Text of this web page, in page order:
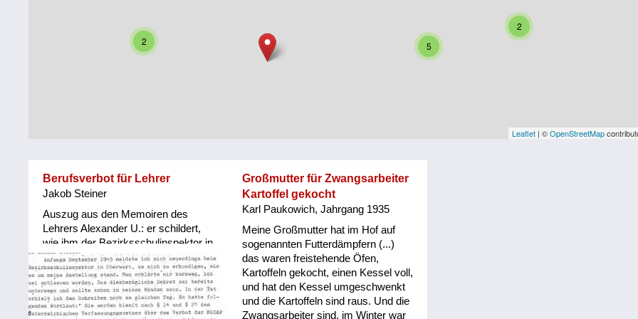
Tirol
Familiengeschichten
Staatsvertrag
Wohnen
sonstiges
2
2
5
Leaflet | ©OpenStreetMap
Berufsverbot für Lehrer
Jakob Steiner
Auszug aus den Memoiren des
Lehrers Alexander U.: er schildert,
wie ihm der Bezirksschulinspektor in
Oberwart nach dem „Verbotsgesetz“
von 1945 im September desselben
Jahres ein Berufsverbot erteilte.
Großmutter für Zwangsarbeiter
Kartoffel gekocht
Karl Paukowich, Jahrgang 1935
Meine Großmutter hat im Hof auf
sogenannten Futterdämpfern (...)
das waren freistehende Öfen,
Kartoffeln gekocht, einen Kessel voll,
und hat den Kessel umgeschwenkt
und die Kartoffeln sind raus. Und die
Zwangsarbeiter sind, im Winter war